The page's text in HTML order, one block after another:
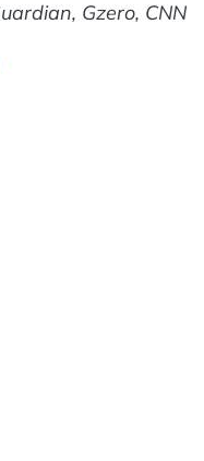
Gzero, CNN